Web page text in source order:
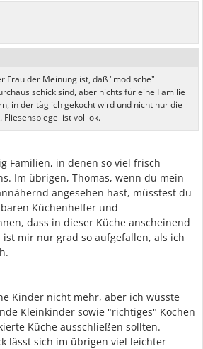
Frau der Meinung ist, daß "modische"
schick sind, aber nichts für eine Familie
in der täglich gekocht wird und nicht nur die
ist voll ok.
Familien, in denen so viel frisch
Im übrigen, Thomas, wenn du mein
angesehen hast, müsstest du
Küchenhelfer und
dass in dieser Küche anscheinend
mir nur grad so aufgefallen, als ich
Kinder nicht mehr, aber ich wüsste
Kleinkinder sowie "richtiges" Kochen
Küche ausschließen sollten.
lässt sich im übrigen viel leichter